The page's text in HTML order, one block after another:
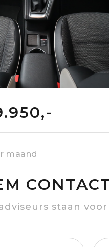
maand
staan